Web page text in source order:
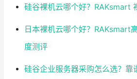
硅谷裸机云哪个好？RAKsmart
日本裸机云哪个好？RAKsmart
度测评
硅谷企业服务器采购怎么选？靠